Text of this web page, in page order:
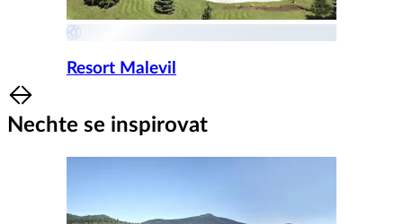
Resort Malevil
Item
1
of
Nechte se inspirovat